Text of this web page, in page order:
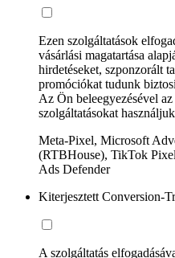
Ezen szolgáltatások
vásárlási magatartása
hirdetéseket, szponzorált
promóciókat tudunk
Az Ön beleegyezésével
szolgáltatásokat
Meta-Pixel, Microsoft
(RTBHouse), TikTok
Ads Defender
Kiterjesztett Conversion-
A szolgáltatás